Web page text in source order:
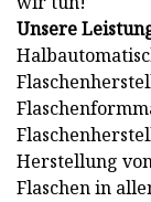
Unsere
Herstellung
Flaschen in